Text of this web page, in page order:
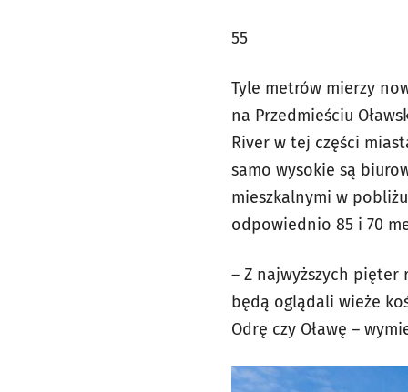
55
Tyle metrów mierzy
na Przedmieściu
River w tej części
samo wysokie są
mieszkalnymi w
odpowiednio 85 i 70
– Z najwyższych pięter
będą oglądali wieże
Odrę czy Oławę –